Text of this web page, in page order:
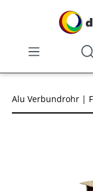
Alu Verbundrohr |